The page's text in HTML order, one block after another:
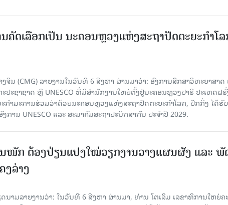
ຄັດເລືອກເປັນ ນະຄອນຫຼວງແຫ່ງສະຖາປັດຕະຍະກຳໂ
ຈີນ (CMG) ລາຍງານໃນວັນທີ 6 ສິງຫາ ຜ່ານມາວ່າ: ອົງການສຶກສາວິທະຍາສາດ
ະຊາຊາດ ຫຼື UNESCO ທີ່ມີສຳນັກງານໃຫຍ່ຕັ້ງຢູ່ນະຄອນ​ຫຼວງປາຣີ ປະເທດຝຣັ່
ຳມະການຮ່ວມວ່າດ້ວຍນະຄອນຫຼວງແຫ່ງສະຖາປັດຕະຍະກຳໂລກ, ປັກກິ່ງ ໄດ້ຮັ
ານ UNESCO ແລະ ສະມາ​ຄົມສະຖາປະນິກສາກົນ ປະຈຳປີ 2029.
ນໜັກ ຕ້ອງ​ປ່ຽນ​ແປງ​ໃໝ່​ວຽກ​ງານ​ວາງ​ແຜນ​ຜັງ ແລະ ​ພັ
ງ​ລ່າງ
ນາມລາຍງານວ່າ: ໃນ​ວັນ​ທີ 6 ສິງ​ຫາ ຜ່ານມາ, ທ່ານ ໂຕ​ເລິມ ເລ​ຂາ​ທິ​ການ​ໃຫຍ່​ຄ